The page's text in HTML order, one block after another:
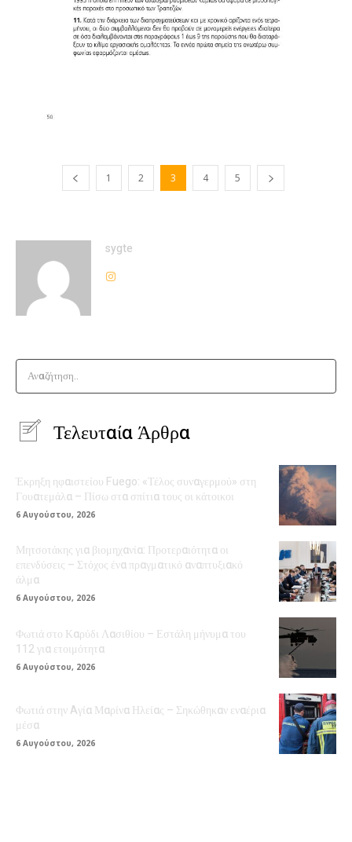
1 2 3 4 5
sygte
Αναζήτηση..
Τελευταία Άρθρα
Έκρηξη ηφαιστείου Fuego: «Τέλος συναγερμού» στη
Γουατεμάλα – Πίσω στα σπίτια τους οι κάτοικοι
6 Αυγούστου, 2026
Μητσοτάκης για βιομηχανία: Προτεραιότητα οι
επενδύσεις – Στόχος ένα πραγματικό αναπτυξιακό
άλμα
6 Αυγούστου, 2026
Φωτιά στο Καρύδι Λασιθίου – Εστάλη μήνυμα του
112 για ετοιμότητα
6 Αυγούστου, 2026
Φωτιά στην Aγία Μαρίνα Ηλείας – Σηκώθηκαν εναέρια
μέσα
6 Αυγούστου, 2026